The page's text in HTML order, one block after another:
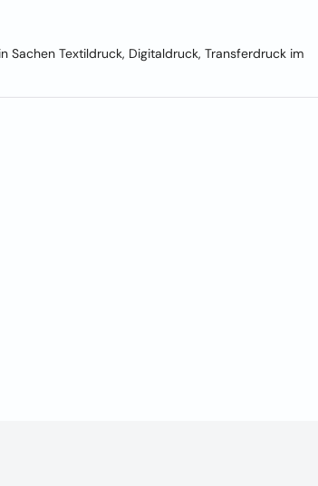
Sachen Textildruck, Digitaldruck, Transferdruck im